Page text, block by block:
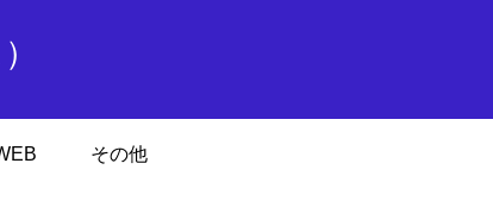
その他